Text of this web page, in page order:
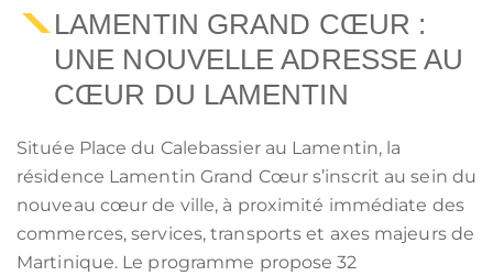
LAMENTIN GRAND CŒUR :
UNE NOUVELLE ADRESSE AU
CŒUR DU LAMENTIN
Située Place du Calebassier au Lamentin, la
résidence Lamentin Grand Cœur s’inscrit au sein du
nouveau cœur de ville, à proximité immédiate des
commerces, services, transports et axes majeurs de
Martinique. Le programme propose 32